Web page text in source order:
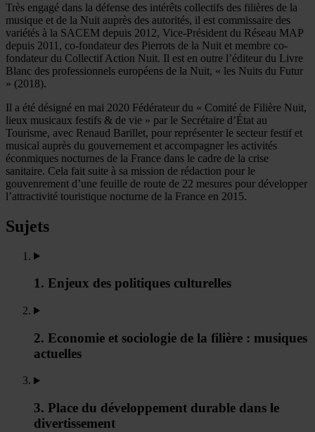
Très engagé dans la défense des intérêts collectifs des filières de la
musique et de la Nuit auprès des autorités, il est commissaire des
variétés à la SACEM depuis 2012, Vice-Président du Réseau MAP
depuis 2011, co-fondateur des Pierrots de la Nuit et membre co-
fondateur du Collectif Action Nuit. Il est en outre l’éditeur du Livre
Blanc des professionnels européens de la Nuit, « les Nuits du Futur
» (2018).
Il a été désigné en mai 2020 Fédérateur du « Comité de Filière Nuit,
lieux musicaux festifs & de vie » par le Secrétaire d’État au
Tourisme, avec Renaud Barillet, pour représenter le secteur festif et
musical auprès du gouvernement et accompagner les activités
éconmiques nocturnes de la France dans le cadre de la crise
sanitaire. Cela fait suite à sa mission de rédaction pour le
gouvenrement d’une feuille de route de 22 mesures pour développer
l’attractivité touristique nocturne de la France en 2015.
Sujets
1. Enjeux des politiques culturelles
2. Economie et sociologie de la filière : musiques
actuelles
3. Place du développement durable dans le
divertissement